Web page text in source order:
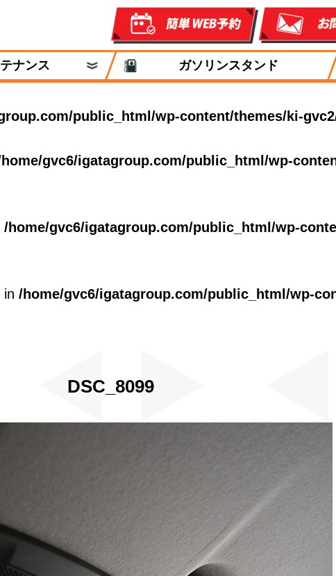
ナンス ガソリンスタンド
public_html/wp-content/themes/ki-
gvc6/igatagroup.com/public_html/wp-
/home/gvc6/igatagroup.com/public_html/wp-
in /home/gvc6/igatagroup.com/public_html/wp-
DSC_8099